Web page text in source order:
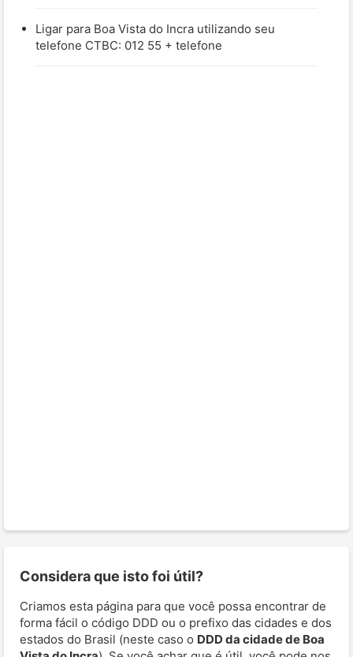
Ligar para Boa Vista do Incra utilizando seu
telefone CTBC: 012 55 + telefone
Considera que isto foi útil?
Criamos esta página para que você possa encontrar de
forma fácil o código DDD ou o prefixo das cidades e dos
estados do Brasil (neste caso o DDD da cidade de Boa